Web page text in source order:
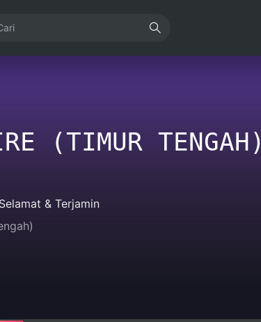
(TIMUR TENGAH)
& Terjamin